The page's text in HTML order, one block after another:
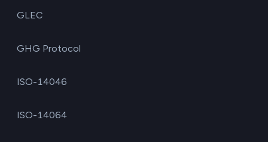
GLEC
GHG Protocol
ISO-14046
ISO-14064